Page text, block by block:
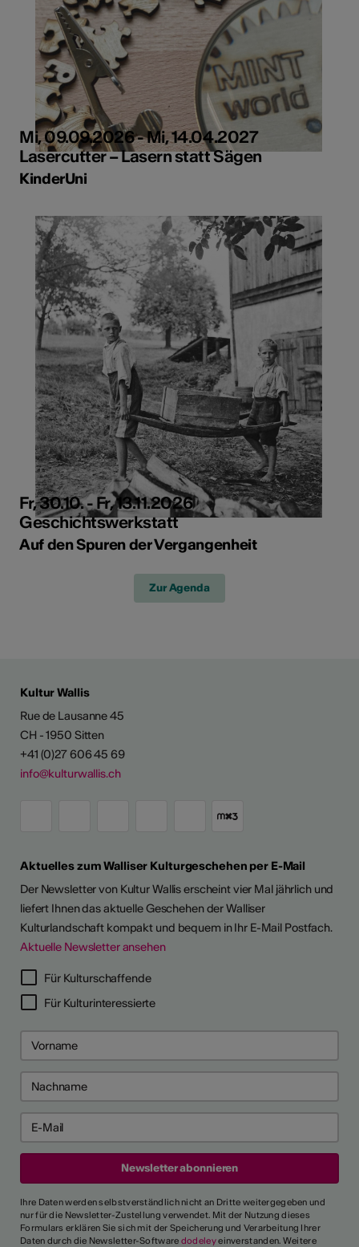
Mi, 09.09.2026 - Mi, 14.04.2027
Lasercutter – Lasern statt Sägen
KinderUni
Fr, 30.10. - Fr, 13.11.2026
Geschichtswerkstatt
Auf den Spuren der Vergangenheit
Zur Agenda
Kultur Wallis
Rue de Lausanne 45
CH - 1950 Sitten
+41 (0)27 606 45 69
info@kulturwallis.ch
Aktuelles zum Walliser Kulturgeschehen per E-Mail
Der Newsletter von Kultur Wallis erscheint vier Mal jährlich und
liefert Ihnen das aktuelle Geschehen der Walliser
Kulturlandschaft kompakt und bequem in Ihr E-Mail Postfach.
Aktuelle Newsletter ansehen
Für Kulturschaffende
Für Kulturinteressierte
Ihre Daten werden selbstverständlich nicht an Dritte weitergegeben und
nur für die Newsletter-Zustellung verwendet. Mit der Nutzung dieses
Formulars erklären Sie sich mit der Speicherung und Verarbeitung Ihrer
Daten durch die Newsletter-Software dodeleyeinverstanden. Weitere